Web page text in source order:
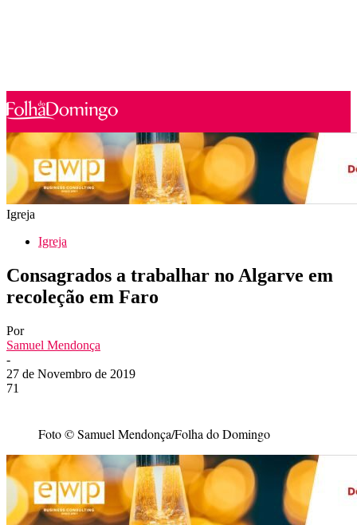
Igreja
Igreja
Consagrados a trabalhar no Algarve em
recoleção em Faro
Por
Samuel Mendonça
-
27 de Novembro de 2019
71
Foto © Samuel Mendonça/Folha do Domingo